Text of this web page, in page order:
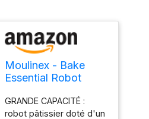
Moulinex - Bake
Essential Robot
- Inox - Noir
GRANDE CAPACITÉ :
robot pâtissier doté d'un